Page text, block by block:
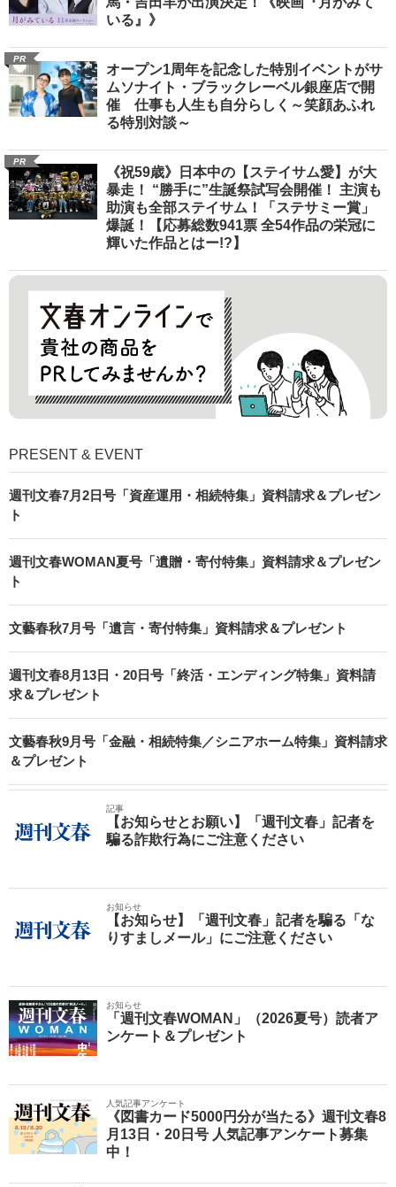
いる』》
PR
オープン1周年を記念した特別イベントがサ
ムソナイト・ブラックレーベル銀座店で開
催 仕事も人生も自分らしく～笑顔あふれ
る特別対談～
PR
《祝59歳》日本中の【ステイサム愛】が大
暴走！ “勝手に”生誕祭試写会開催！ 主演も
助演も全部ステイサム！「ステサミー賞」
爆誕！【応募総数941票 全54作品の栄冠に
輝いた作品とはー!?】
PRESENT & EVENT
週刊文春7月2日号「資産運用・相続特集」資料請求＆プレゼン
ト
週刊文春WOMAN夏号「遺贈・寄付特集」資料請求＆プレゼン
ト
文藝春秋7月号「遺言・寄付特集」資料請求＆プレゼント
週刊文春8月13日・20日号「終活・エンディング特集」資料請
求＆プレゼント
文藝春秋9月号「金融・相続特集／シニアホーム特集」資料請求
＆プレゼント
記事
【お知らせとお願い】「週刊文春」記者を
騙る詐欺行為にご注意ください
お知らせ
【お知らせ】「週刊文春」記者を騙る「な
りすましメール」にご注意ください
お知らせ
「週刊文春WOMAN」（2026夏号）読者ア
ンケート＆プレゼント
人気記事アンケート
《図書カード5000円分が当たる》週刊文春8
月13日・20日号 人気記事アンケート募集
中！